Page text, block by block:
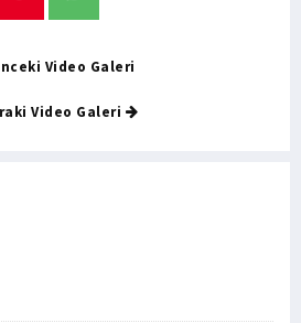
Video Galeri
Video Galeri